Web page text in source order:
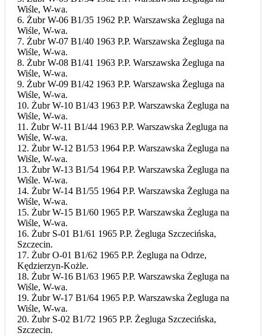
Wiśle, W-wa.
6. Żubr W-06 B1/35 1962 P.P. Warszawska Żegluga na
Wiśle, W-wa.
7. Żubr W-07 B1/40 1963 P.P. Warszawska Żegluga na
Wiśle, W-wa.
8. Żubr W-08 B1/41 1963 P.P. Warszawska Żegluga na
Wiśle, W-wa.
9. Żubr W-09 B1/42 1963 P.P. Warszawska Żegluga na
Wiśle, W-wa.
10. Żubr W-10 B1/43 1963 P.P. Warszawska Żegluga na
Wiśle, W-wa.
11. Żubr W-11 B1/44 1963 P.P. Warszawska Żegluga na
Wiśle, W-wa.
12. Żubr W-12 B1/53 1964 P.P. Warszawska Żegluga na
Wiśle, W-wa.
13. Żubr W-13 B1/54 1964 P.P. Warszawska Żegluga na
Wiśle. W-wa.
14. Żubr W-14 B1/55 1964 P.P. Warszawska Żegluga na
Wiśle, W-wa.
15. Żubr W-15 B1/60 1965 P.P. Warszawska Żegluga na
Wiśle, W-wa.
16. Żubr S-01 B1/61 1965 P.P. Żegluga Szczecińska,
Szczecin.
17. Żubr O-01 B1/62 1965 P.P. Żegluga na Odrze,
Kędzierzyn-Kożle.
18. Żubr W-16 B1/63 1965 P.P. Warszawska Żegluga na
Wiśle, W-wa.
19. Żubr W-17 B1/64 1965 P.P. Warszawska Żegluga na
Wiśle, W-wa.
20. Żubr S-02 B1/72 1965 P.P. Żegluga Szczecińska,
Szczecin.